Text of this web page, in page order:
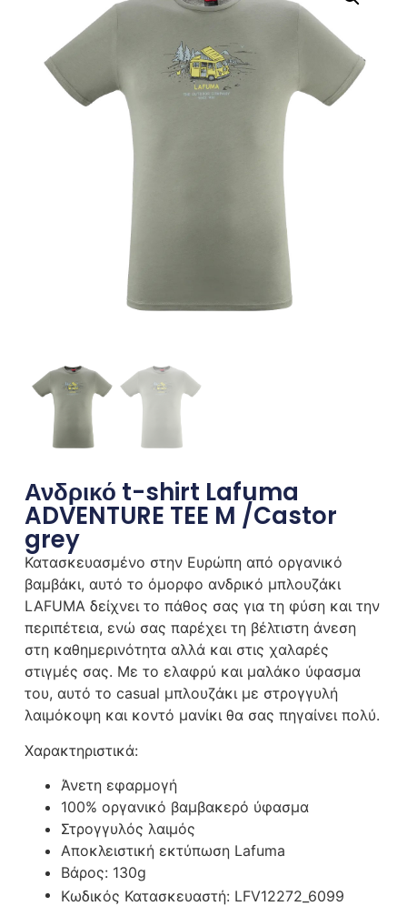
Ανδρικό t-shirt Lafuma
ADVENTURE TEE M /Castor
grey
Κατασκευασμένο στην Ευρώπη από οργανικό
βαμβάκι, αυτό το όμορφο ανδρικό μπλουζάκι
LAFUMA δείχνει το πάθος σας για τη φύση και την
περιπέτεια, ενώ σας παρέχει τη βέλτιστη άνεση
στη καθημερινότητα αλλά και στις χαλαρές
στιγμές σας. Με το ελαφρύ και μαλάκο ύφασμα
του, αυτό το casual μπλουζάκι με στρογγυλή
λαιμόκοψη και κοντό μανίκι θα σας πηγαίνει πολύ.
Χαρακτηριστικά:
Άνετη εφαρμογή
100% οργανικό βαμβακερό ύφασμα
Στρογγυλός λαιμός
Αποκλειστική εκτύπωση Lafuma
Βάρος: 130g
Κωδικός Κατασκευαστή: LFV12272_6099